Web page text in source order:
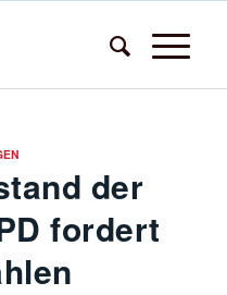
der
fordert